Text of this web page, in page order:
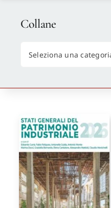
Distribuzione Wolrdwide
CONSIP / MEPA / ANVUR
Autori
Proposte di pubblicazione
Gangemi Editore
Collane
Seleziona una